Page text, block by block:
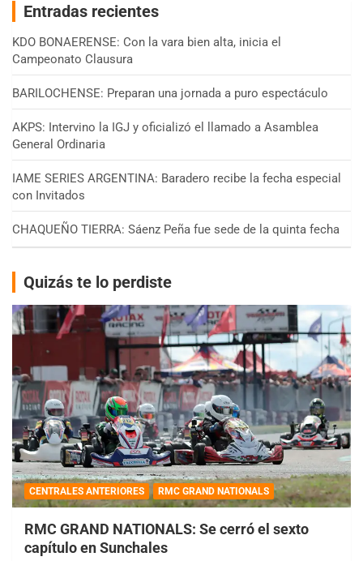
Entradas recientes
KDO BONAERENSE: Con la vara bien alta, inicia el
Campeonato Clausura
BARILOCHENSE: Preparan una jornada a puro espectáculo
AKPS: Intervino la IGJ y oficializó el llamado a Asamblea
General Ordinaria
IAME SERIES ARGENTINA: Baradero recibe la fecha especial
con Invitados
CHAQUEÑO TIERRA: Sáenz Peña fue sede de la quinta fecha
Quizás te lo perdiste
CENTRALES ANTERIORES RMC GRAND NATIONALS
RMC GRAND NATIONALS: Se cerró el sexto
capítulo en Sunchales